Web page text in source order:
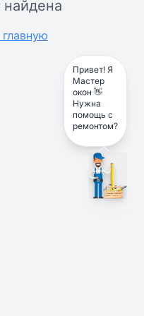
Привет! Я
Мастер
окон 👋
Нужна
помощь с
ремонтом?